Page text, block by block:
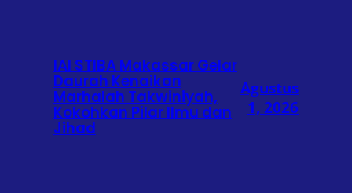
IAI STIBA Makassar Gelar
Daurah Kenaikan
Marhalah Takwiniyah,
Kokohkan Pilar Ilmu dan
Jihad
Agustus
1, 2026